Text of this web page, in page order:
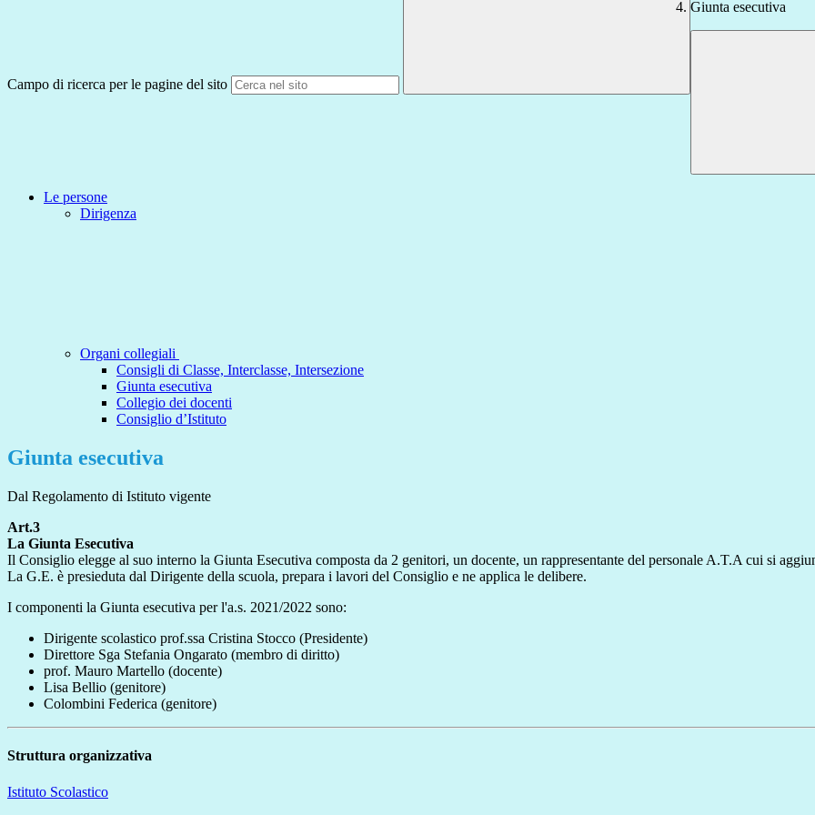
Campo di ricerca per le pagine del sito
Giunta esecutiva
Le persone
Dirigenza
Organi collegiali
Consigli di Classe, Interclasse, Intersezione
Giunta esecutiva
Collegio dei docenti
Consiglio d’Istituto
Giunta esecutiva
Dal Regolamento di Istituto vigente
Art.3
La Giunta Esecutiva
Il Consiglio elegge al suo interno la Giunta Esecutiva composta da 2 genitori, un docente, un rappresentante del personale A.T.A cui si
La G.E. è presieduta dal Dirigente della scuola, prepara i lavori del Consiglio e ne applica le delibere.
I componenti la Giunta esecutiva per l'a.s. 2021/2022 sono:
Dirigente scolastico prof.ssa Cristina Stocco (Presidente)
Direttore Sga Stefania Ongarato (membro di diritto)
prof. Mauro Martello (docente)
Lisa Bellio (genitore)
Colombini Federica (genitore)
Struttura organizzativa
Istituto Scolastico